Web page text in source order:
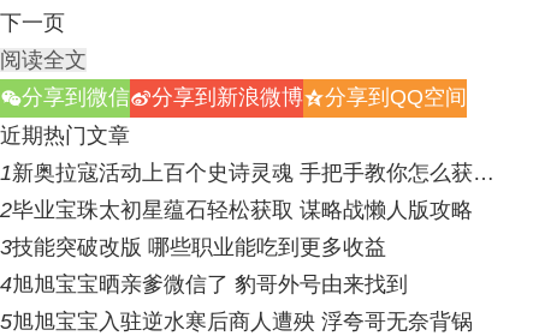
下一页
阅读全文
w分享到微信t分享到新浪微博z分享到QQ空间
近期热门文章
1新奥拉寇活动上百个史诗灵魂 手把手教你怎么获…
2毕业宝珠太初星蕴石轻松获取 谋略战懒人版攻略
3技能突破改版 哪些职业能吃到更多收益
4旭旭宝宝晒亲爹微信了 豹哥外号由来找到
5旭旭宝宝入驻逆水寒后商人遭殃 浮夸哥无奈背锅